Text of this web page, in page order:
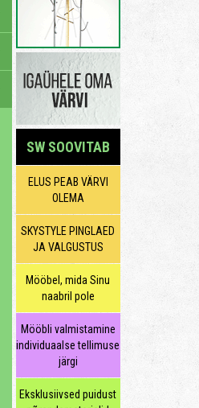
SW SOOVITAB
ELUS PEAB VÄRVI
OLEMA
SKYSTYLE PINGLAED
JA VALGUSTUS
Mööbel, mida Sinu
naabril pole
Mööbli valmistamine
individuaalse tellimuse
järgi
Eksklusiivsed puidust